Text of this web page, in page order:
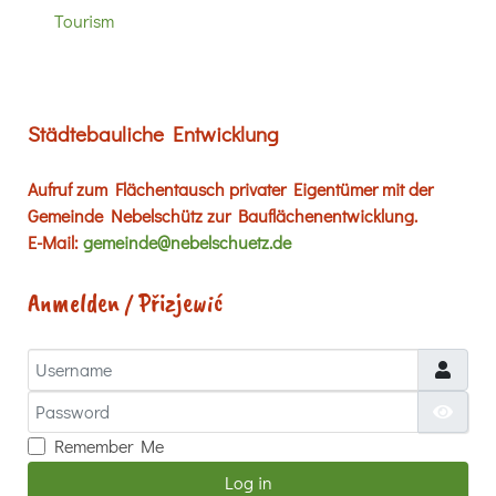
Tourism
Städtebauliche Entwicklung
Aufruf zum Flächentausch privater Eigentümer mit der
Gemeinde Nebelschütz zur Bauflächenentwicklung.
E-Mail:gemeinde@nebelschuetz.de
Anmelden / Přizjewić
Username
Password
Remember Me
Log in